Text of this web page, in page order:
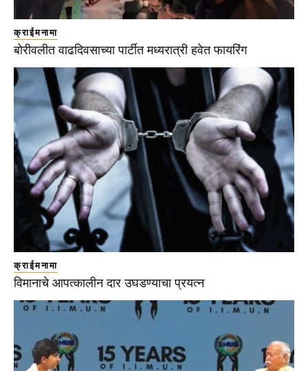
क्राईमनामा
बोरीवलीत वाढदिवसाच्या पार्टीत मध्यरात्री हवेत फायरिंग
क्राईमनामा
विमानाचे आपत्कालीन दार उघडण्याचा प्रयत्न